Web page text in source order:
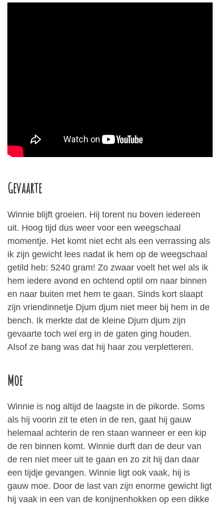
Gevaarte
Winnie blijft groeien. Hij torent nu boven iedereen
uit. Hoog tijd dus weer voor een weegschaal
momentje. Het komt niet echt als een verrassing als
ik zijn gewicht lees nadat ik hem op de weegschaal
getild heb: 5240 gram! Zo zwaar voelt het wel als ik
hem iedere avond en ochtend optil om naar binnen
en naar buiten met hem te gaan. Sinds kort slaapt
zijn vriendinnetje Djum djum niet meer bij hem in de
bench. Ik merkte dat de kleine Djum djum zijn
gevaarte toch wel erg in de gaten ging houden.
Alsof ze bang was dat hij haar zou verpletteren.
Moe
Winnie is nog altijd de laagste in de pikorde. Soms
als hij voorin zit te eten in de ren, gaat hij gauw
helemaal achterin de ren staan wanneer er een kip
de ren binnen komt. Winnie durft dan de deur van
de ren niet meer uit te gaan en zo zit hij dan daar
een tijdje gevangen. Winnie ligt ook vaak, hij is
gauw moe. Door de last van zijn enorme gewicht ligt
hij vaak in een van de konijnenhokken op een dikke